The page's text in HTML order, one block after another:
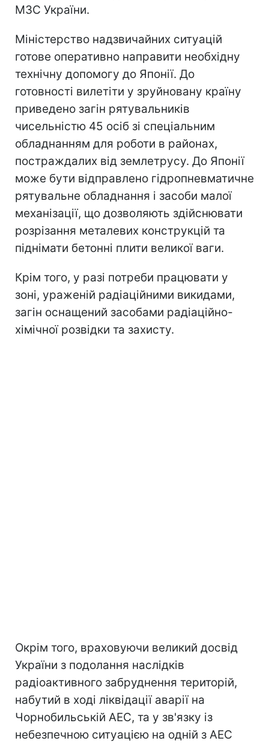
МЗС України.
Міністерство надзвичайних ситуацій
готове оперативно направити необхідну
технічну допомогу до Японії. До
готовності вилетіти у зруйновану країну
приведено загін рятувальників
чисельністю 45 осіб зі спеціальним
обладнанням для роботи в районах,
постраждалих від землетрусу. До Японії
може бути відправлено гідропневматичне
рятувальне обладнання і засоби малої
механізації, що дозволяють здійснювати
розрізання металевих конструкцій та
піднімати бетонні плити великої ваги.
Крім того, у разі потреби працювати у
зоні, ураженій радіаційними викидами,
загін оснащений засобами радіаційно-
хімічної розвідки та захисту.
Окрім того, враховуючи великий досвід
України з подолання наслідків
радіоактивного забруднення територій,
набутий в ході ліквідації аварії на
Чорнобильській АЕС, та у зв'язку із
небезпечною ситуацією на одній з АЕС